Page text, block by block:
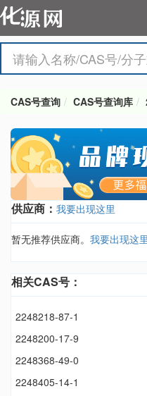
CAS号查询 CAS号查询库
供应商： 我要出现这里
暂无推荐供应商。 我要出现这里
相关CAS号：
2248218-87-1
2248200-17-9
2248368-49-0
2248405-14-1